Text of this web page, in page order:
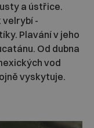
a ústřice.
velrybí -
Plavání v jeho
Od dubna
vod
vyskytuje.